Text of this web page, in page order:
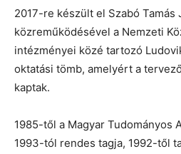
2017-re készült el Szabó Tamás
közreműködésével a Nemzeti
intézményei közé tartozó
oktatási tömb, amelyért a
kaptak.
1985-től a Magyar Tudományos
1993-tól rendes tagja, 1992-től